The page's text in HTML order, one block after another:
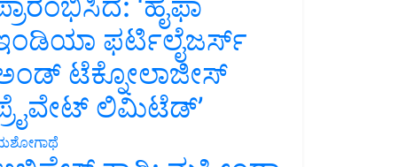
ಫರ್ಟಿಲೈಜರ್ಸ್
ಟೆಕ್ನೋಲಾಜೀಸ್
ಲಿಮಿಟೆಡ್’